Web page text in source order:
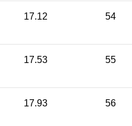
17.12 54
17.53 55
17.93 56